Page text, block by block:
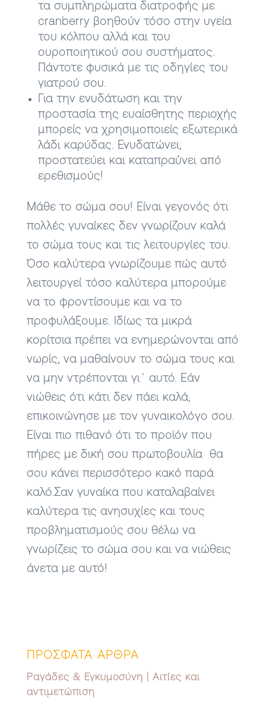
τα συμπληρώματα διατροφής με
cranberry βοηθούν τόσο στην υγεία
του κόλπου αλλά και του
ουροποιητικού σου συστήματος.
Πάντοτε φυσικά με τις οδηγίες του
γιατρού σου.
Για την ενυδάτωση και την
προστασία της ευαίσθητης περιοχής
μπορείς να χρησιμοποιείς εξωτερικά
λάδι καρύδας. Ενυδατώνει,
προστατεύει και καταπραΰνει από
ερεθισμούς!
Μάθε το σώμα σου! Είναι γεγονός ότι
πολλές γυναίκες δεν γνωρίζουν καλά
το σώμα τους και τις λειτουργίες του.
Όσο καλύτερα γνωρίζουμε πώς αυτό
λειτουργεί τόσο καλύτερα μπορούμε
να το φροντίσουμε και να το
προφυλάξουμε. Ιδίως τα μικρά
κορίτσια πρέπει να ενημερώνονται από
νωρίς, να μαθαίνουν το σώμα τους και
να μην ντρέπονται γι΄ αυτό. Εάν
νιώθεις ότι κάτι δεν πάει καλά,
επικοινώνησε με τον γυναικολόγο σου.
Είναι πιο πιθανό ότι το προϊόν που
πήρες με δική σου πρωτοβουλία θα
σου κάνει περισσότερο κακό παρά
καλό.Σαν γυναίκα που καταλαβαίνει
καλύτερα τις ανησυχίες και τους
προβληματισμούς σου θέλω να
γνωρίζεις το σώμα σου και να νιώθεις
άνετα με αυτό!
ΠΡΟΣΦΑΤΑ ΑΡΘΡΑ
Ραγάδες & Εγκυμοσύνη | Αιτίες και
αντιμετώπιση